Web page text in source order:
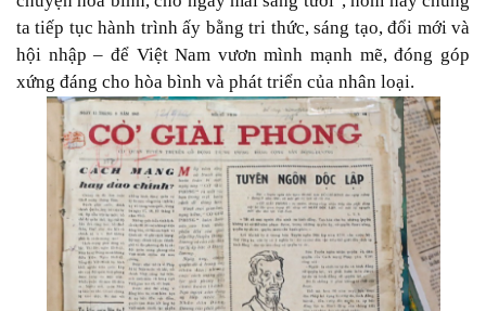
ta tiếp tục hành trình ấy bằng tri thức, sáng tạo, đổi mới và
hội nhập – để Việt Nam vươn mình mạnh mẽ, đóng góp
xứng đáng cho hòa bình và phát triển của nhân loại.